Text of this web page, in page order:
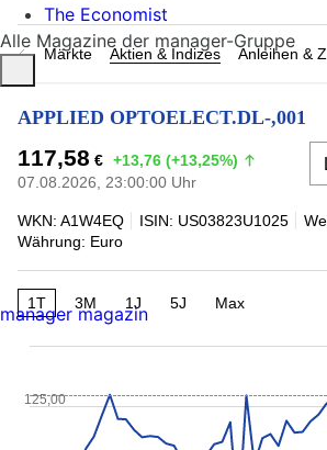
Märkte Aktien & Indizes Anleihen &
APPLIED OPTOELECT.DL-,001
117,58 € +13,76 (+13,25%)
07.08.2026, 23:00:00 Uhr
WKN: A1W4EQ ISIN: US03823U1025
Währung: Euro
1T 3M 1J 5J Max
125,00
The Economist
Alle Magazine der manager-Gruppe
manager magazin